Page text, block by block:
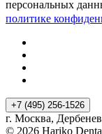
персональных
политике
+7 (495) 256-1526
г. Москва,
© 2026 Hariko